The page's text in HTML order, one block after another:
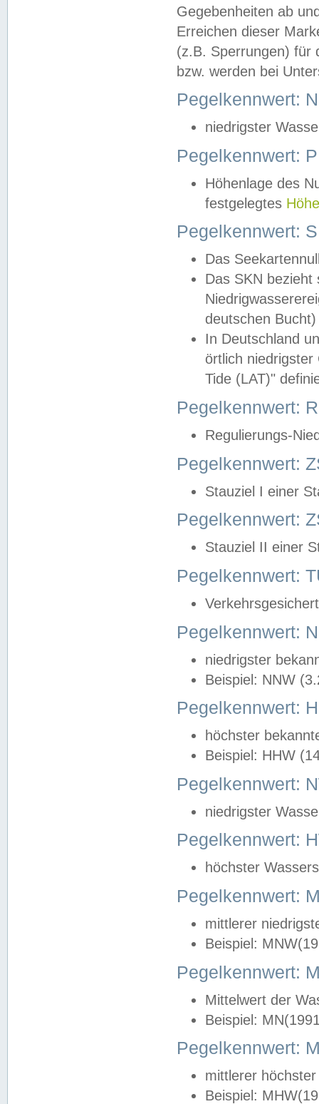
Gegebenheiten ab
Erreichen dieser
(z.B. Sperrungen) für
bzw. werden bei
Pegelkennwert:
niedrigster
Pegelkennwert:
Höhenlage des
festgelegtes
Pegelkennwert:
Das
Das SKN
deutschen
In Deutschland
örtlich
Tide (LAT)"
Pegelkennwert:
Regulierungs-
Pegelkennwert:
Stauziel I einer
Pegelkennwert:
Stauziel II einer
Pegelkennwert:
Pegelkennwert:
niedrigster
Beispiel: NNW
Pegelkennwert:
höchster
Beispiel: HHW
Pegelkennwert:
niedrigster
Pegelkennwert:
höchster
Pegelkennwert:
mittlerer
Beispiel:
Pegelkennwert:
Mittelwert der
Beispiel:
Pegelkennwert:
mittlerer
Beispiel: